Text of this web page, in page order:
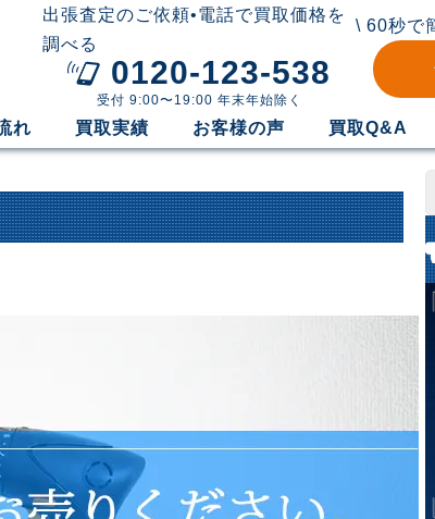
出張査定のご依頼•電話で買取価格を
調べる
0120-123-538
受付 9:00〜19:00 年末年始除く
\ 60秒で
れ 買取実績 お客様の声 買取Q&A